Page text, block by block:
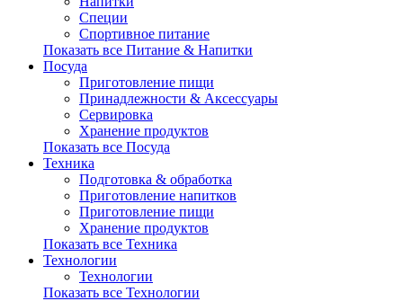
Специи
Спортивное питание
Показать все Питание & Напитки
Посуда
Приготовление пищи
Принадлежности & Аксессуары
Сервировка
Хранение продуктов
Показать все Посуда
Техника
Подготовка & обработка
Приготовление напитков
Приготовление пищи
Хранение продуктов
Показать все Техника
Технологии
Технологии
Показать все Технологии